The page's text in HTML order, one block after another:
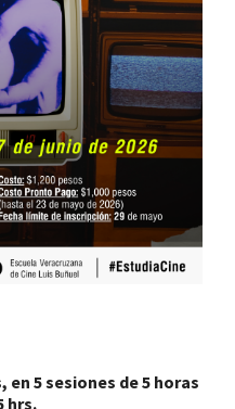
5 sesiones de 5 horas
hrs.